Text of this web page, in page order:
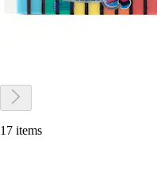
17 items